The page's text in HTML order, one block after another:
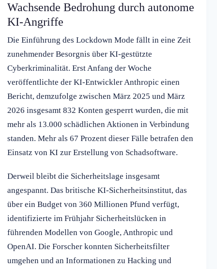
Wachsende Bedrohung durch autonome
KI-Angriffe
Die Einführung des Lockdown Mode fällt in eine Zeit
zunehmender Besorgnis über KI-gestützte
Cyberkriminalität. Erst Anfang der Woche
veröffentlichte der KI-Entwickler Anthropic einen
Bericht, demzufolge zwischen März 2025 und März
2026 insgesamt 832 Konten gesperrt wurden, die mit
mehr als 13.000 schädlichen Aktionen in Verbindung
standen. Mehr als 67 Prozent dieser Fälle betrafen den
Einsatz von KI zur Erstellung von Schadsoftware.
Derweil bleibt die Sicherheitslage insgesamt
angespannt. Das britische KI-Sicherheitsinstitut, das
über ein Budget von 360 Millionen Pfund verfügt,
identifizierte im Frühjahr Sicherheitslücken in
führenden Modellen von Google, Anthropic und
OpenAI. Die Forscher konnten Sicherheitsfilter
umgehen und an Informationen zu Hacking und